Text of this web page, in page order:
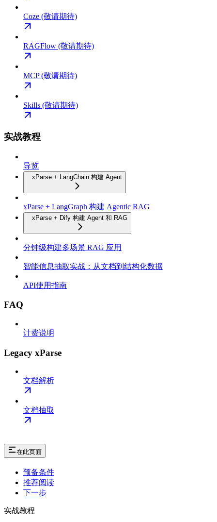
Coze (敬请期待)
RAGFlow (敬请期待)
MCP (敬请期待)
Skills (敬请期待)
实战教程
导览
xParse + LangChain 构建 Agent
xParse + LangGraph 构建 Agentic RAG
xParse + Dify 构建 Agent 和 RAG
分钟级构建多场景 RAG 应用
智能信息抽取实战：从文档到结构化数据
API使用指南
FAQ
计费说明
Legacy xParse
文档解析
文档抽取
在此页面
预备条件
推荐阅读
下一步
实战教程